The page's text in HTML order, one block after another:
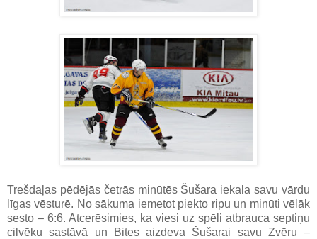
Trešdaļas pēdējās četrās minūtēs Šušara iekala savu vārdu
līgas vēsturē. No sākuma iemetot piekto ripu un minūti vēlāk
sesto – 6:6. Atcerēsimies, ka viesi uz spēli atbrauca septiņu
cilvēku sastāvā un Bites aizdeva Šušarai savu Zvēru –